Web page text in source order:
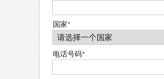
国家*
电话号码*